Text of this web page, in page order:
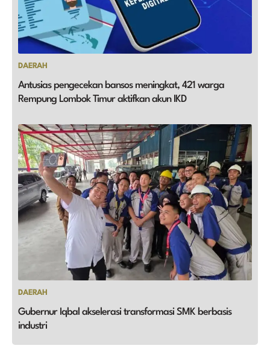
DAERAH
Antusias pengecekan bansos meningkat, 421 warga
Rempung Lombok Timur aktifkan akun IKD
DAERAH
Gubernur Iqbal akselerasi transformasi SMK berbasis
industri